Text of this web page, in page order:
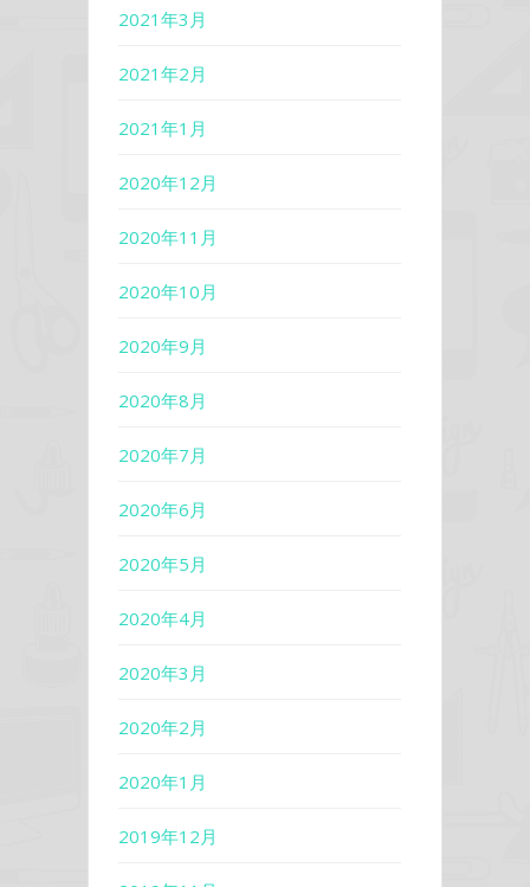
2021年3月
2021年2月
2021年1月
2020年12月
2020年11月
2020年10月
2020年9月
2020年8月
2020年7月
2020年6月
2020年5月
2020年4月
2020年3月
2020年2月
2020年1月
2019年12月